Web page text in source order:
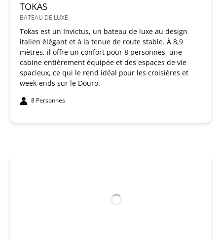
TOKAS
BATEAU DE LUXE
Tokas est un Invictus, un bateau de luxe au design
italien élégant et à la tenue de route stable. À 8,9
mètres, il offre un confort pour 8 personnes, une
cabine entièrement équipée et des espaces de vie
spacieux, ce qui le rend idéal pour les croisières et
week-ends sur le Douro.
8 Personnes